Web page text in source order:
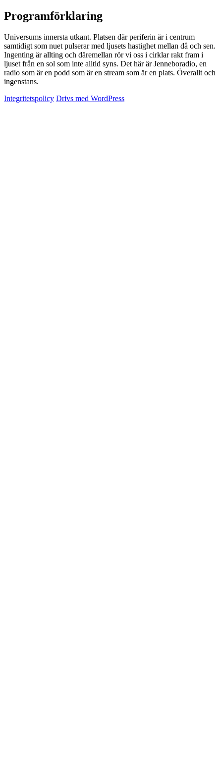
Programförklaring
Universums innersta utkant. Platsen där periferin är i centrum
samtidigt som nuet pulserar med ljusets hastighet mellan då och sen.
Ingenting är allting och däremellan rör vi oss i cirklar rakt fram i
ljuset från en sol som inte alltid syns. Det här är Jenneboradio, en
radio som är en podd som är en stream som är en plats. Överallt och
ingenstans.
Integritetspolicy Drivs med WordPress